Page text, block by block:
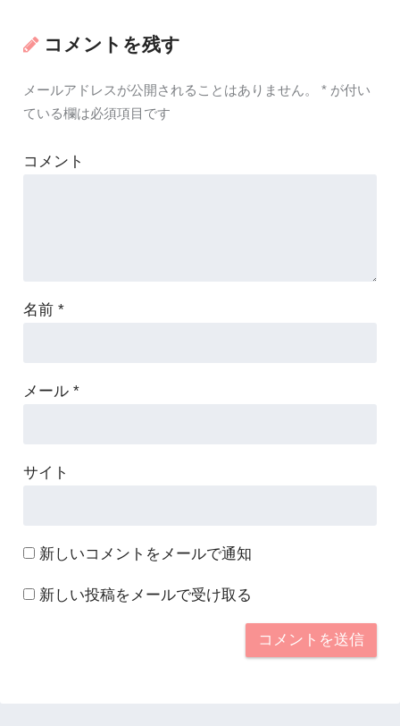
コメントを残す
メールアドレスが公開されることはありません。 *が付い
ている欄は必須項目です
コメント
名前 *
メール *
サイト
新しいコメントをメールで通知
新しい投稿をメールで受け取る